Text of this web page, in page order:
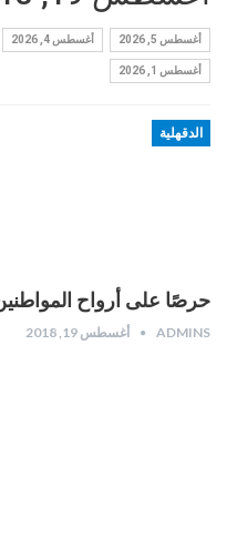
أغسطس 5, 2026 أغسطس 4, 2026
أغسطس 1, 2026
الدقهلية
حرصًا على أرواح
ADMINS أغسطس 19, 2018